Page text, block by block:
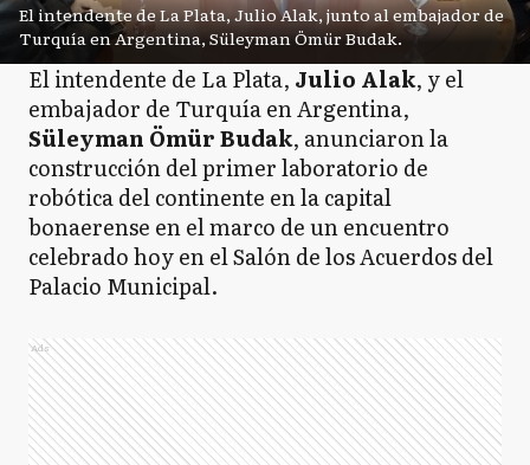
El intendente de La Plata, Julio Alak, junto al embajador de
Turquía en Argentina, Süleyman Ömür Budak.
El intendente de La Plata, Julio Alak, y el
embajador de Turquía en Argentina,
Süleyman Ömür Budak, anunciaron la
construcción del primer laboratorio de
robótica del continente en la capital
bonaerense en el marco de un encuentro
celebrado hoy en el Salón de los Acuerdos del
Palacio Municipal.
Ads